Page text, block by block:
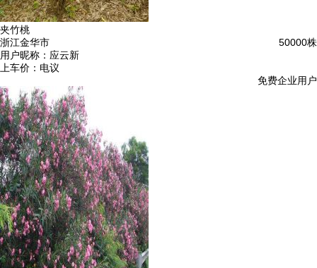
夹竹桃
50000株
浙江金华市
用户昵称： 应云新
上车价： 电议
免费企业用户